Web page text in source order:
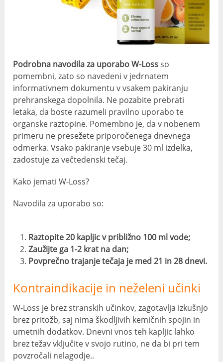
Podrobna navodila za uporabo W-Lossso
pomembni, zato so navedeni v jedrnatem
informativnem dokumentu v vsakem pakiranju
prehranskega dopolnila. Ne pozabite prebrati
letaka, da boste razumeli pravilno uporabo te
organske raztopine. Pomembno je, da v nobenem
primeru ne presežete priporočenega dnevnega
odmerka. Vsako pakiranje vsebuje 30 ml izdelka,
zadostuje za večtedenski tečaj.
Kako jemati W-Loss?
Navodila za uporabo so:
Raztopite 20 kapljic v približno 100 ml vode;
Zaužijte ga 1-2 krat na dan;
Povprečno trajanje tečaja je med 21 in 28 dnevi.
Kontraindikacije in neželeni učinki
W-Loss je brez stranskih učinkov, zagotavlja izkušnjo
brez pritožb, saj nima škodljivih kemičnih spojin in
umetnih dodatkov. Dnevni vnos teh kapljic lahko
brez težav vključite v svojo rutino, ne da bi pri tem
povzročali nelagodje..